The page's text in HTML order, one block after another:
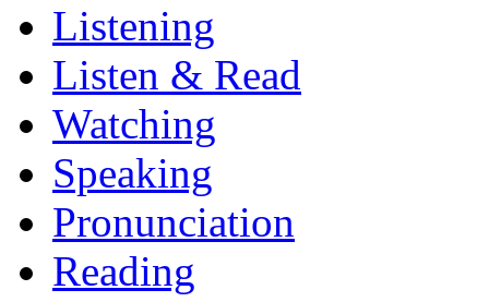
Listening
Listen & Read
Watching
Speaking
Pronunciation
Reading